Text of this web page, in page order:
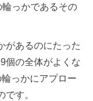
っかであるその
があるのにたった
個の全体がよくな
っかにアプロー
す。